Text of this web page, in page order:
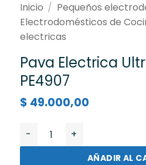
Inicio / Pequeños
Electrodomésticos de
electricas
Pava Electrica
PE4907
$ 49.000,00
Pava Electrica Ultracomb 2
AÑADIR AL